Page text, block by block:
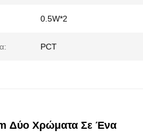
0.5W*2
PCT
Δύο Χρώματα Σε Ένα